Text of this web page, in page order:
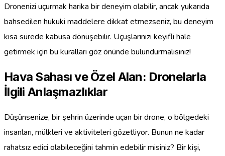
Dronenizi uçurmak harika bir deneyim olabilir, ancak yukarıda
bahsedilen hukuki maddelere dikkat etmezseniz, bu deneyim
kısa sürede kabusa dönüşebilir. Uçuşlarınızı keyifli hale
getirmek için bu kuralları göz önünde bulundurmalısınız!
Hava Sahası ve Özel Alan: Dronelarla
İlgili Anlaşmazlıklar
Düşünsenize, bir şehrin üzerinde uçan bir drone, o bölgedeki
insanları, mülkleri ve aktiviteleri gözetliyor. Bunun ne kadar
rahatsız edici olabileceğini tahmin edebilir misiniz? Bir kişi,